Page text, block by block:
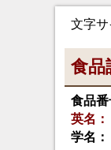
文字
食品
食品番
英名：
学名：